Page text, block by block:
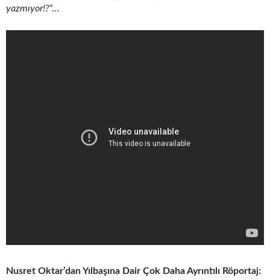
yazmıyor!?“…
Nusret Oktar’dan Yılbaşına Dair Çok Daha Ayrıntılı Röportaj: